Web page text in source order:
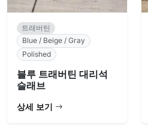
트래버틴
Blue / Beige / Gray
Polished
블루 트래버틴 대리석
슬래브
상세 보기